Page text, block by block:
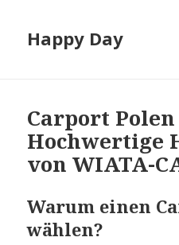
Happy Day
Carport Polen
Hochwertige
von WIATA-
Warum einen
wählen?